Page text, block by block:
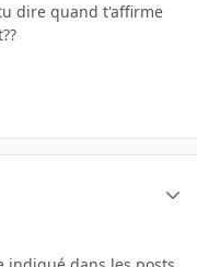
dire quand t'affirme